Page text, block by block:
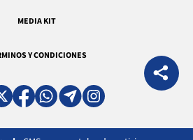
MEDIA KIT
Y CONDICIONES